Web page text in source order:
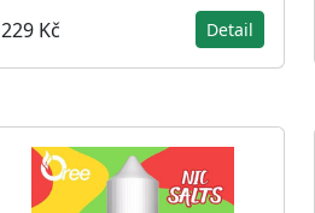
229 Kč Detail